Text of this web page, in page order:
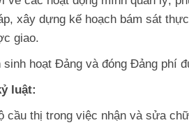
xây dựng kế hoạch bám sát
giao.
hoạt Đảng và đóng Đảng phí
luật:
cầu thị trong việc nhận và sửa